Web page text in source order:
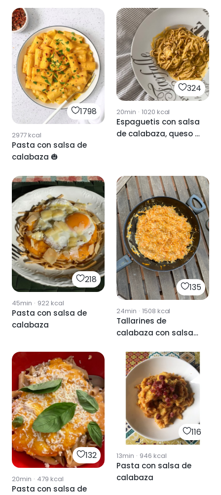
1798
2977kcal
Pasta con salsa de
calabaza 🎃
324
20min · 1020 kcal
Espaguetis con salsa
de calabaza, queso y
218
45min · 922kcal
Pasta con salsa de
calabaza
135
24min · 1508 kcal
Tallarines de
calabaza con salsa
132
20min · 479 kcal
Pasta con salsa de
116
13min · 946 kcal
Pasta con salsa de
calabaza